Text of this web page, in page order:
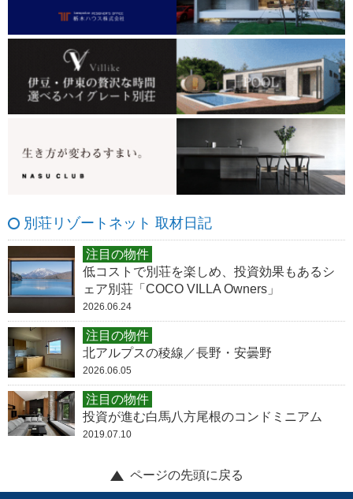
別荘リゾートネット 取材日記
注目の物件
低コストで別荘を楽しめ、投資効果もあるシ
ェア別荘「COCO VILLA Owners」
2026.06.24
注目の物件
北アルプスの稜線／長野・安曇野
2026.06.05
注目の物件
投資が進む白馬八方尾根のコンドミニアム
2019.07.10
ページの先頭に戻る